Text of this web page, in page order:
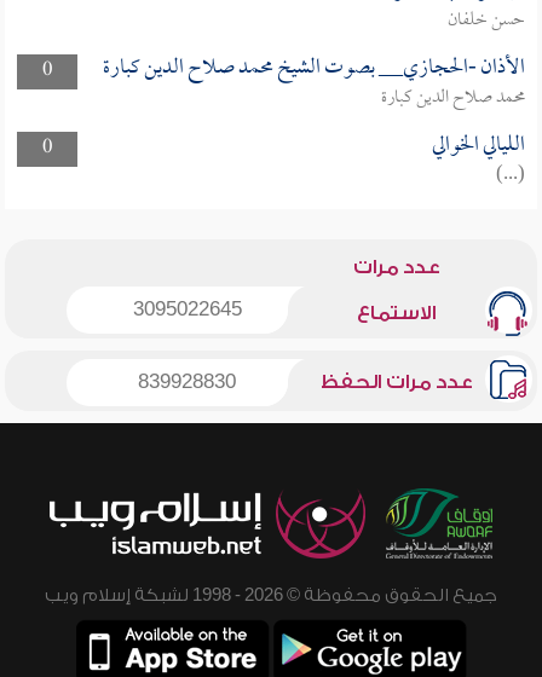
حسن خلفان
0
الأذان -الحجازي__ بصوت الشيخ محمد صلاح الدين كبارة
محمد صلاح الدين كبارة
0
الليالي الخوالي
(...)
عدد مرات
الاستماع 3095022645
عدد مرات الحفظ 839928830
جميع الحقوق محفوظة © 2026 - 1998 لشبكة إسلام ويب